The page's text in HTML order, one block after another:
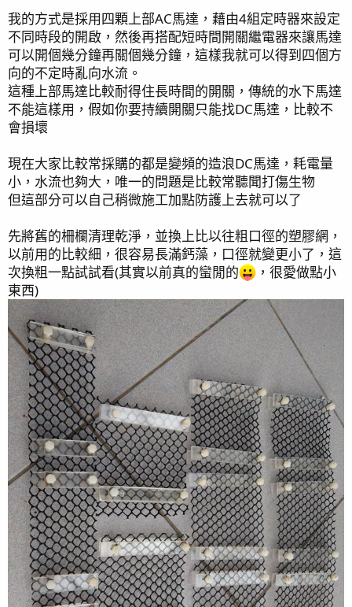
我的方式是採用四顆上部AC馬達，藉由4組定時器來設定
不同時段的開啟，然後再搭配短時間開關繼電器來讓馬達
可以開個幾分鐘再關個幾分鐘，這樣我就可以得到四個方
向的不定時亂向水流。
這種上部馬達比較耐得住長時間的開關，傳統的水下馬達
不能這樣用，假如你要持續開關只能找DC馬達，比較不
會損壞
現在大家比較常採購的都是變頻的造浪DC馬達，耗電量
小，水流也夠大，唯一的問題是比較常聽聞打傷生物
但這部分可以自己稍微施工加點防護上去就可以了
先將舊的柵欄清理乾淨，並換上比以往粗口徑的塑膠網，
以前用的比較細，很容易長滿鈣藻，口徑就變更小了，這
次換粗一點試試看(其實以前真的蠻閒的
，很愛做點小
東西)